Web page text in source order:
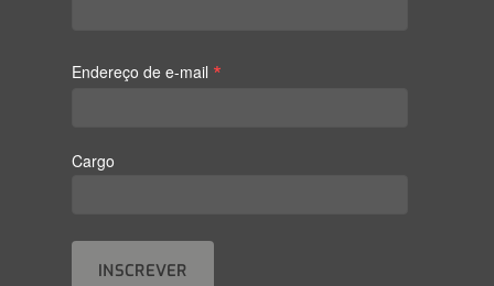
Endereço de e-mail *
Cargo